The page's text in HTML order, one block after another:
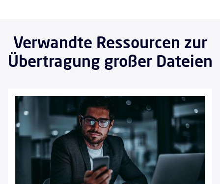
Verwandte Ressourcen zur
Übertragung großer Dateien